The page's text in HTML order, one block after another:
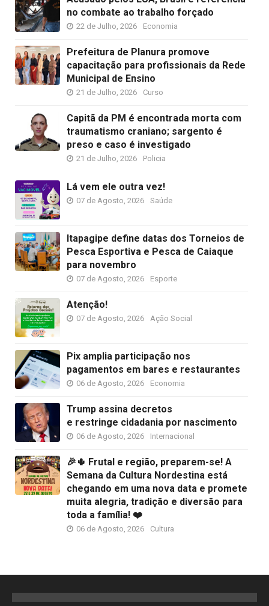
no combate ao trabalho forçado
22 de Julho, 2026 Economia
Prefeitura de Planura promove
capacitação para profissionais da Rede
Municipal de Ensino
21 de Julho, 2026 Curso
Capitã da PM é encontrada morta com
traumatismo craniano; sargento é
preso e caso é investigado
21 de Julho, 2026 Policia
Lá vem ele outra vez!
07 de Agosto, 2026 Saúde
Itapagipe define datas dos Torneios de
Pesca Esportiva e Pesca de Caiaque
para novembro
07 de Agosto, 2026 Esporte
Atenção!
07 de Agosto, 2026 Ação Social
Pix amplia participação nos
pagamentos em bares e restaurantes
06 de Agosto, 2026 Economia
Trump assina decretos
e restringe cidadania por nascimento
06 de Agosto, 2026 Internacional
🎉🌵 Frutal e região, preparem-se! A
Semana da Cultura Nordestina está
chegando em uma nova data e promete
muita alegria, tradição e diversão para
toda a família! ❤️
06 de Agosto, 2026 Cultura